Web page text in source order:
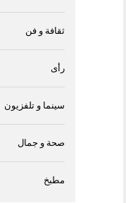
ثقافة و فن
رأى
سينما و تلفزيون
صحة و جمال
مطبخ